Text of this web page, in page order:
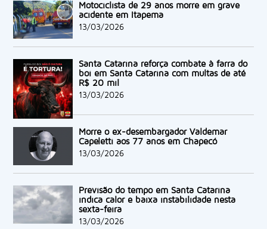
Motociclista de 29 anos morre em grave
acidente em Itapema
13/03/2026
Santa Catarina reforça combate à farra do
boi em Santa Catarina com multas de até
R$ 20 mil
13/03/2026
Morre o ex-desembargador Valdemar
Capeletti aos 77 anos em Chapecó
13/03/2026
Previsão do tempo em Santa Catarina
indica calor e baixa instabilidade nesta
sexta-feira
13/03/2026